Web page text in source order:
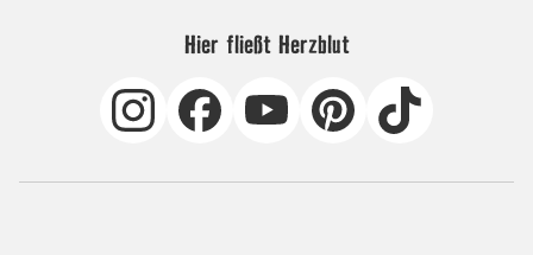
Hier fließt Herzblut